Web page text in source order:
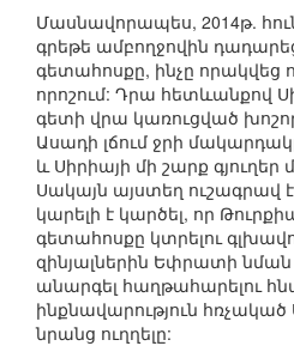
Մասնավորապես, 2014թ.
գրեթե ամբողջովին
գետահոսքը, ինչը
որոշում: Դրա հետևանքով
գետի վրա կառուցված
Ասադի լճում ջրի
և Սիրիայի մի շարք
Սակայն այստեղ ուշագրավ
կարելի է կարծել, որ
գետահոսքը կտրելու
զինյալներին Եփրատի նման
անարգել հաղթահարելու
ինքնավարություն հռչակած
նրանց ուղղելը: